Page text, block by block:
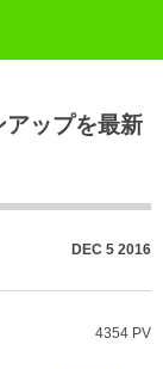
ップを最新
DEC 5 2016
4354 PV